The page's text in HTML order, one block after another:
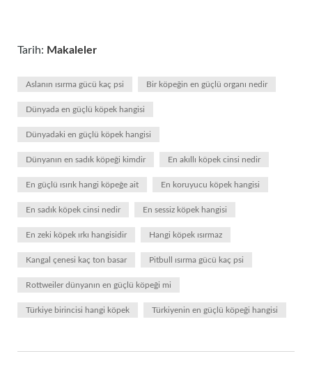
Tarih: Makaleler
Aslanın ısırma gücü kaç psi Bir köpeğin en güçlü organı nedir
Dünyada en güçlü köpek hangisi
Dünyadaki en güçlü köpek hangisi
Dünyanın en sadık köpeği kimdir En akıllı köpek cinsi nedir
En güçlü ısırık hangi köpeğe ait En koruyucu köpek hangisi
En sadık köpek cinsi nedir En sessiz köpek hangisi
En zeki köpek ırkı hangisidir Hangi köpek ısırmaz
Kangal çenesi kaç ton basar Pitbull ısırma gücü kaç psi
Rottweiler dünyanın en güçlü köpeği mi
Türkiye birincisi hangi köpek Türkiyenin en güçlü köpeği hangisi